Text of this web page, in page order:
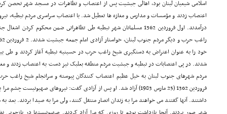
اسلامى شیعیان لبنان بود، اهالى جبشیت پس از اعتصاب و تظاهرات در مسجد شهر تحصن
اعتصاب زدند و مؤسسات و مدارس و مغازه ها تعطیل شد. با اعتصاب سراسرى مردم نبطیه،
درآمدند. اول فروردین 1362 مسلمانان شهر نبطیه طى تظاهراتى ضمن محکوم
خود را به عنوان اعتراض به دستگیرى شیخ راغب حرب در حسینیه نبطیه آغاز کردند و طى
شدند. در پى اعتصابات در نبطیه و جبشیت مردم منطقه بعلبک نیز دست به اعتصاب زدند و
فروردین 1362 (25 مارس 1983) آزاد شد. او پس از آزادى گفت: نیروهاى
داشتند. آنها گفتند مى خواهند مرا به زندان انصار منتقل کنند، ولى مرا به صیدا بردند. بعد